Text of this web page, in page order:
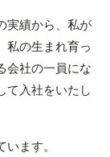
実績から、私が
私の生まれ育っ
会社の一員にな
て入社をいたし
ます。